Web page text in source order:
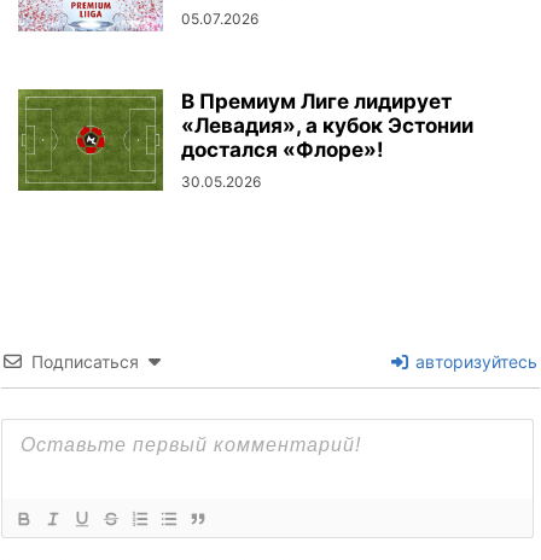
05.07.2026
В Премиум Лиге лидирует
«Левадия», а кубок Эстонии
достался «Флоре»!
30.05.2026
Подписаться авторизуйтесь